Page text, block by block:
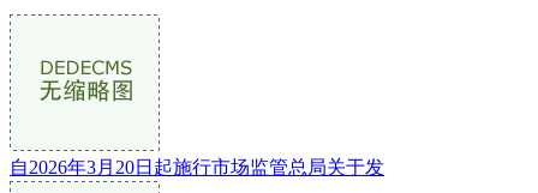
自2026年3月20日起施行市场监管总局关于发